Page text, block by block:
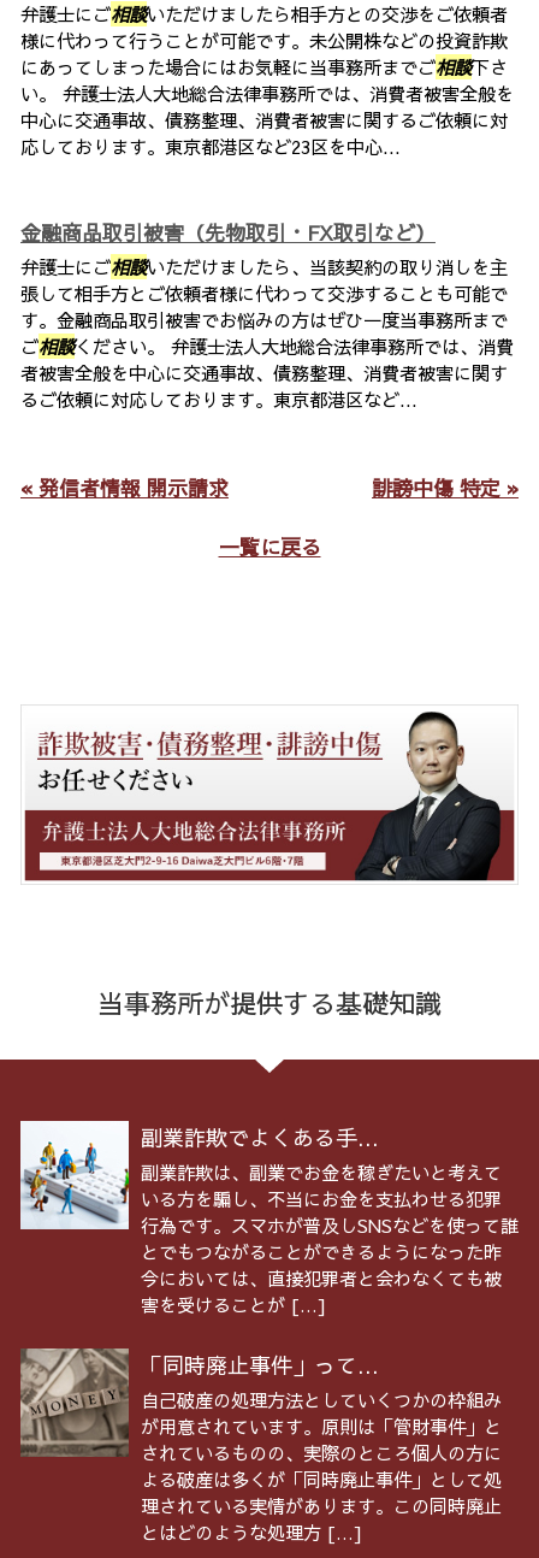
弁護士にご相談いただけましたら相手方との交渉をご依頼者
様に代わって行うことが可能です。未公開株などの投資詐欺
にあってしまった場合にはお気軽に当事務所までご相談下さ
い。 弁護士法人大地総合法律事務所では、消費者被害全般を
中心に交通事故、債務整理、消費者被害に関するご依頼に対
応しております。東京都港区など23区を中心...
金融商品取引被害（先物取引・FX取引など）
弁護士にご相談いただけましたら、当該契約の取り消しを主
張して相手方とご依頼者様に代わって交渉することも可能で
す。金融商品取引被害でお悩みの方はぜひ一度当事務所まで
ご相談ください。 弁護士法人大地総合法律事務所では、消費
者被害全般を中心に交通事故、債務整理、消費者被害に関す
るご依頼に対応しております。東京都港区など...
« 発信者情報 開示請求 誹謗中傷 特定 »
一覧に戻る
当事務所が提供する基礎知識
副業詐欺でよくある手...
副業詐欺は、副業でお金を稼ぎたいと考えて
いる方を騙し、不当にお金を支払わせる犯罪
行為です。スマホが普及しSNSなどを使って誰
とでもつながることができるようになった昨
今においては、直接犯罪者と会わなくても被
害を受けることが […]
「同時廃止事件」って...
自己破産の処理方法としていくつかの枠組み
が用意されています。原則は「管財事件」と
されているものの、実際のところ個人の方に
よる破産は多くが「同時廃止事件」として処
理されている実情があります。この同時廃止
とはどのような処理方 […]